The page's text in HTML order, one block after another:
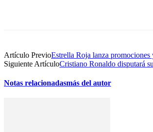
Artículo PrevioEstrella Roja lanza
Siguiente ArtículoCristiano Ronaldo disputará
Notas relacionadasmás del autor